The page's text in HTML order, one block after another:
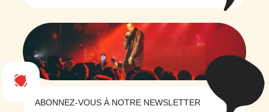
ABONNEZ-VOUS À NOTRE NEWSLETTER